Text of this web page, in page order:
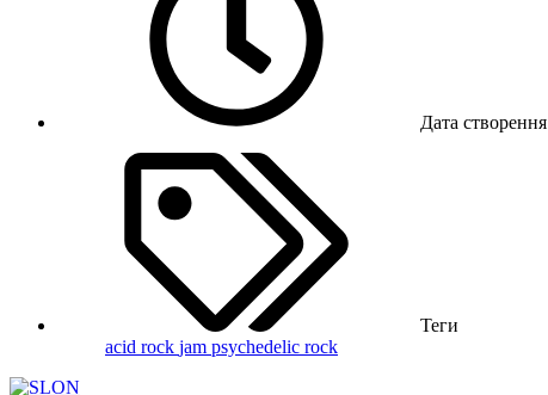
Дата створення
Теги
acid rock jam psychedelic rock